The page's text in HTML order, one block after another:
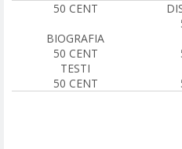
50 CENT
BIOGRAFIA
50 CENT
TESTI
50 CENT